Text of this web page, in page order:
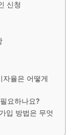
신청
자율은 어떻게
요하나요?
입 방법은 무엇